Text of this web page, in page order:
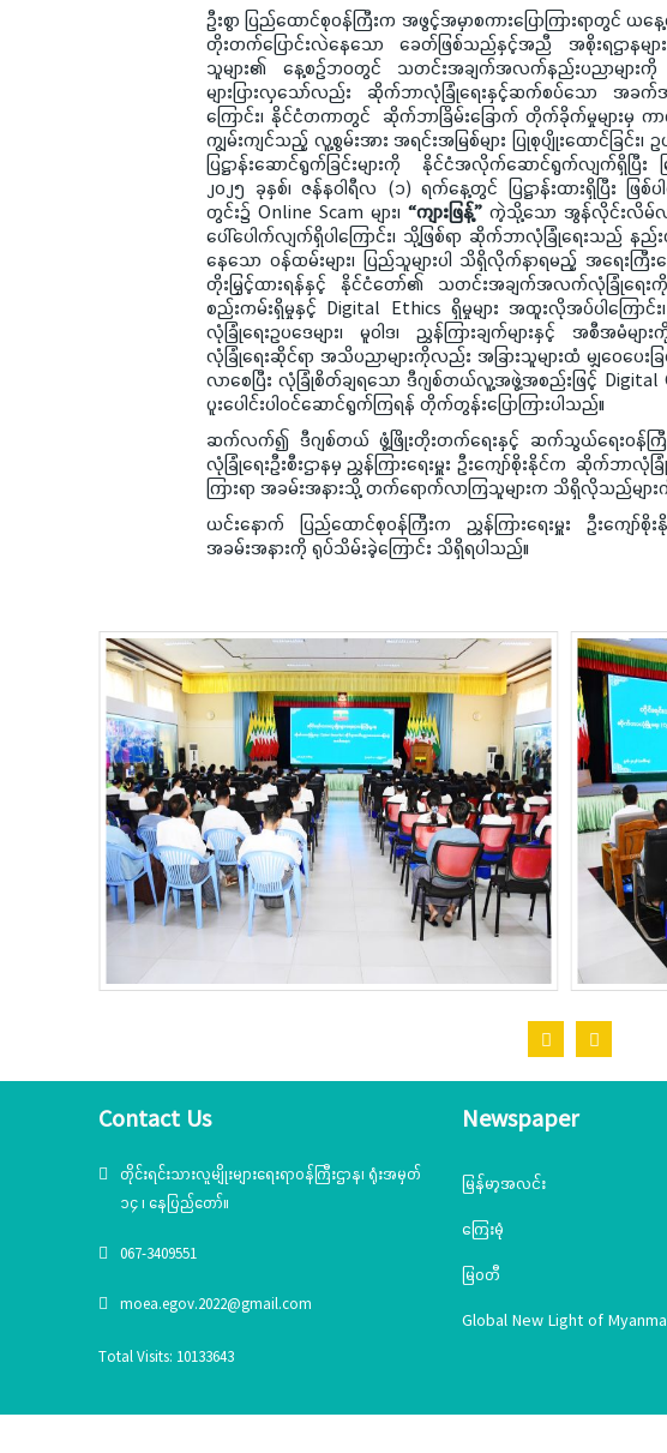
ဦးစွာ ပြည်ထောင်စုဝန်ကြီးက အဖွင့်အမှာစကားပြောကြားရာတွင်
တိုးတက်ပြောင်းလဲနေသော ခေတ်ဖြစ်သည်နှင့်အညီ အစိုးရဌာနများ၊
သူများ၏ နေ့စဉ်ဘဝတွင် သတင်းအချက်အလက်နည်းပညာများကို က
များပြားလှသော်လည်း ဆိုက်ဘာလုံခြုံရေးနှင့်ဆက်စပ်သော အခက်အခဲ
ကြောင်း၊ နိုင်ငံတကာတွင် ဆိုက်ဘာခြိမ်းခြောက် တိုက်ခိုက်မှုများ
ကျွမ်းကျင်သည့် လူ့စွမ်းအား အရင်းအမြစ်များ ပြုစုပျိုးထောင်ခြင်း၊
ပြဋ္ဌာန်းဆောင်ရွက်ခြင်းများကို နိုင်ငံအလိုက်ဆောင်ရွက်လျက်ရှိပ
၂၀၂၅ ခုနှစ်၊ ဇန်နဝါရီလ (၁) ရက်နေ့တွင် ပြဋ္ဌာန်းထားရှိပြီး ဖ
တွင်း၌ Online Scam များ၊ “ကျားဖြန့်” ကဲ့သို့သော အွန်လိုင်းလိမ်လ
ပေါ်ပေါက်လျက်ရှိပါကြောင်း၊ သို့ဖြစ်ရာ ဆိုက်ဘာလုံခြုံရေးသည် န
နေသော ဝန်ထမ်းများ၊ ပြည်သူများပါ သိရှိလိုက်နာရမည့် အရေးကြီ
တိုးမြှင့်ထားရန်နှင့် နိုင်ငံတော်၏ သတင်းအချက်အလက်လုံခြုံရေ
စည်းကမ်းရှိမှုနှင့် Digital Ethics ရှိမှုများ အထူးလိုအပ်ပါကြော
လုံခြုံရေးဥပဒေများ၊ မူဝါဒ၊ ညွှန်ကြားချက်များနှင့် အစီအ
လုံခြုံရေးဆိုင်ရာ အသိပညာများကိုလည်း အခြားသူများထံ မျှဝေပေ
လာစေပြီး လုံခြုံစိတ်ချရသော ဒီဂျစ်တယ်လူ့အဖွဲ့အစည်းဖြင့်
ပူးပေါင်းပါဝင်ဆောင်ရွက်ကြရန် တိုက်တွန်းပြောကြားပါသည်။
ဆက်လက်၍ ဒီဂျစ်တယ် ဖွံ့ဖြိုးတိုးတက်ရေးနှင့် ဆက်သွယ်ရေးဝန်က
လုံခြုံရေးဦးစီးဌာနမှ ညွှန်ကြားရေးမှူး ဦးကျော်စိုးနိုင်က ဆိုက်ဘာလုံခ
ကြားရာ အခမ်းအနားသို့ တက်ရောက်လာကြသူများက သိရှိလိုသည်များကို
ယင်းနောက် ပြည်ထောင်စုဝန်ကြီးက ညွှန်ကြားရေးမှူး ဦးကျေ
အခမ်းအနားကို ရုပ်သိမ်းခဲ့ကြောင်း သိရှိရပါသည်။
Contact Us
တိုင်းရင်းသားလူမျိုးများရေးရာဝန်ကြီးဌာန၊ ရုံးအမှတ်
၁၄ ၊ နေပြည်တော်။
067-3409551
moea.egov.2022@gmail.com
Total Visits: 10133643
Newspaper
မြန်မာ့အလင်း
ကြေးမုံ
မြဝတီ
Global New Light of